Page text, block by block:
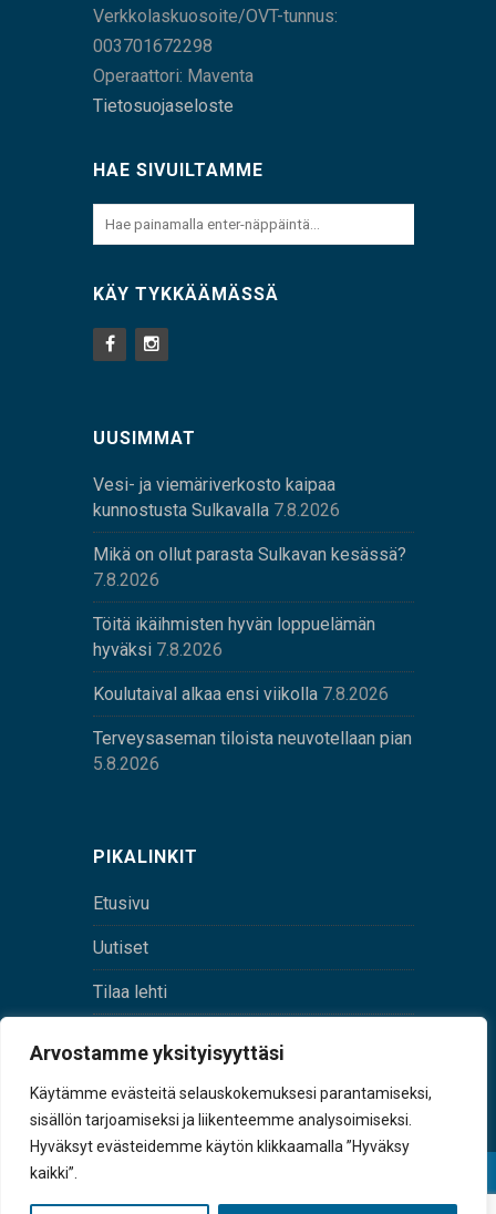
Arvostamme yksityisyyttäsi
Käytämme evästeitä selauskokemuksesi parantamiseksi,
sisällön tarjoamiseksi ja liikenteemme analysoimiseksi.
Hyväksyt evästeidemme käytön klikkaamalla ”Hyväksy
kaikki”.
Verkkolaskuosoite/OVT-tunnus:
003701672298
Operaattori: Maventa
Tietosuojaseloste
HAE SIVUILTAMME
KÄY TYKKÄÄMÄSSÄ
UUSIMMAT
Vesi- ja viemäriverkosto kaipaa
kunnostusta Sulkavalla 7.8.2026
Mikä on ollut parasta Sulkavan kesässä?
7.8.2026
Töitä ikäihmisten hyvän loppuelämän
hyväksi 7.8.2026
Koulutaival alkaa ensi viikolla 7.8.2026
Terveysaseman tiloista neuvotellaan pian
5.8.2026
PIKALINKIT
Etusivu
Uutiset
Tilaa lehti
tunnus 0167229-8